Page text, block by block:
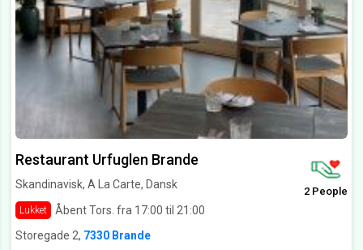
Restaurant Urfuglen Brande
Skandinavisk, A La Carte, Dansk
Lukket Åbent Tors. fra 17:00 til 21:00
2 People
Storegade 2, 7330 Brande